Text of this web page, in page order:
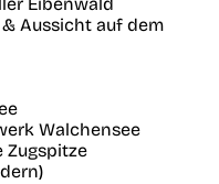
Aussicht auf dem
Walchensee
Zugspitze